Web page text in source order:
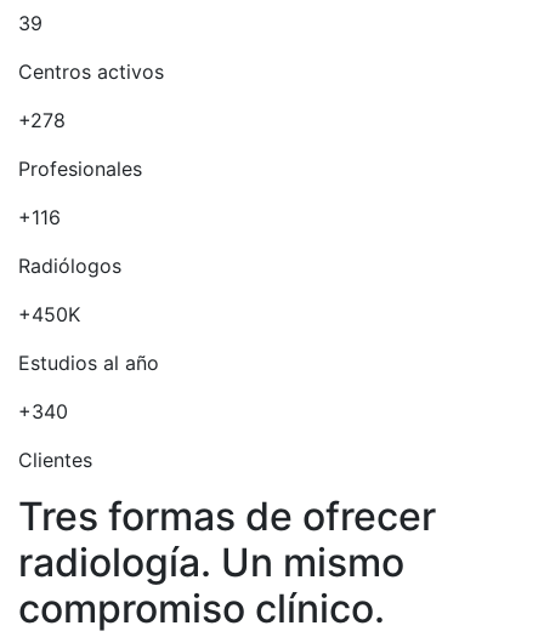
39
Centros activos
+278
Profesionales
+116
Radiólogos
+450K
Estudios al año
+340
Clientes
Tres formas de ofrecer
radiología. Un mismo
compromiso clínico.